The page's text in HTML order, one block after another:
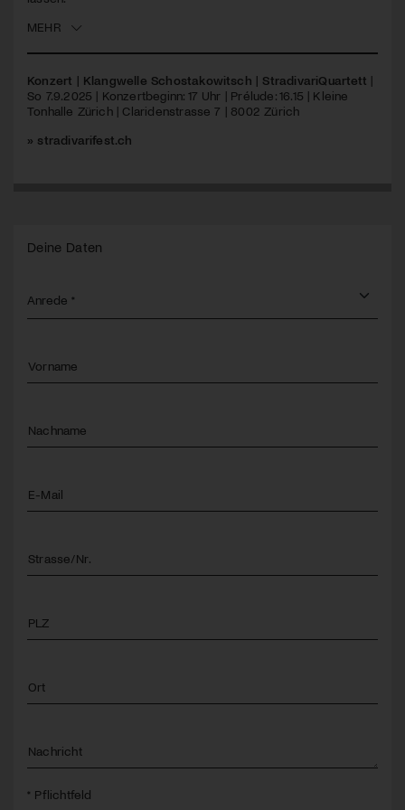
MEHR
Konzert | Klangwelle Schostakowitsch | StradivariQuartett |
So 7.9.2025 | Konzertbeginn: 17 Uhr | Prélude: 16.15 | Kleine
Tonhalle Zürich | Claridenstrasse 7 | 8002 Zürich
» stradivarifest.ch
Deine Daten
Vorname
Nachname
E-Mail
Strasse/Nr.
PLZ
Ort
Nachricht
* Pflichtfeld